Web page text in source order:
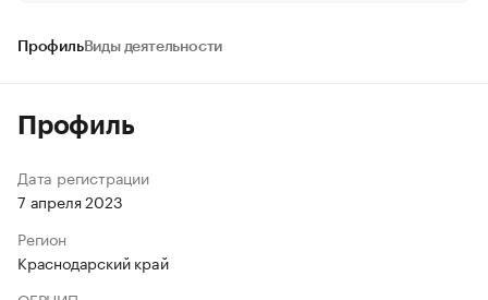
ПрофильВиды деятельности
Профиль
Дата регистрации
7 апреля 2023
Регион
Краснодарский край